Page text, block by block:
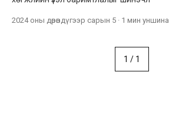
2024 оны дөрөвдүгээр сарын 5 · 1 мин уншина
1 / 1